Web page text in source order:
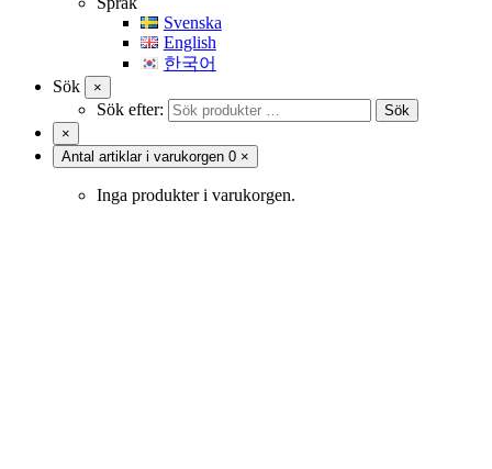
Svenska
English
한국어
Sök
×
Sök efter:
Sök
×
Antal artiklar i varukorgen 0 ×
Inga produkter i varukorgen.